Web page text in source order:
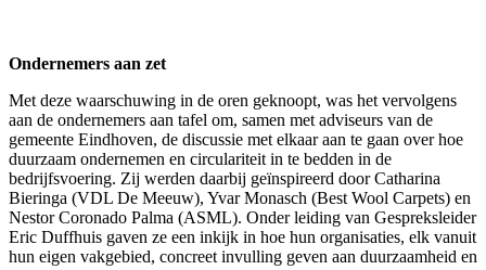
Ondernemers aan zet
Met deze waarschuwing in de oren geknoopt, was het vervolgens
aan de ondernemers aan tafel om, samen met adviseurs van de
gemeente Eindhoven, de discussie met elkaar aan te gaan over hoe
duurzaam ondernemen en circulariteit in te bedden in de
bedrijfsvoering. Zij werden daarbij geïnspireerd door Catharina
Bieringa (VDL De Meeuw), Yvar Monasch (Best Wool Carpets) en
Nestor Coronado Palma (ASML). Onder leiding van Gespreksleider
Eric Duffhuis gaven ze een inkijk in hoe hun organisaties, elk vanuit
hun eigen vakgebied, concreet invulling geven aan duurzaamheid en